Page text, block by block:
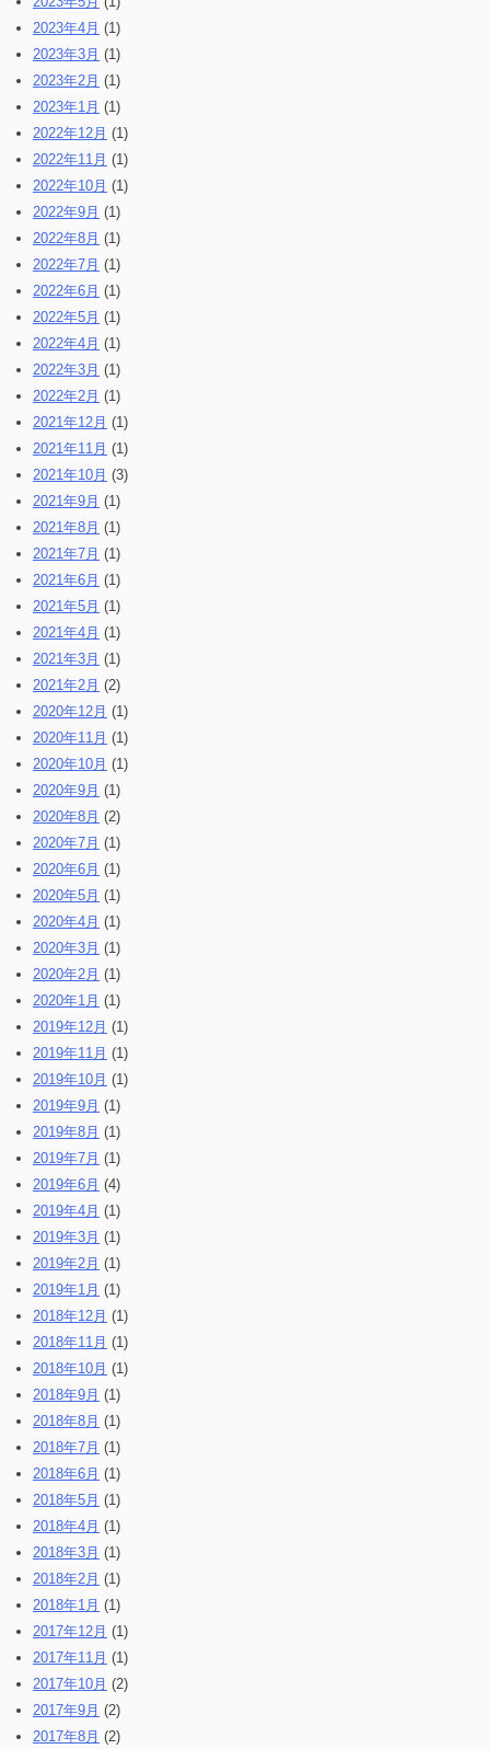
2023年4月 (1)
2023年3月 (1)
2023年2月 (1)
2023年1月 (1)
2022年12月 (1)
2022年11月 (1)
2022年10月 (1)
2022年9月 (1)
2022年8月 (1)
2022年7月 (1)
2022年6月 (1)
2022年5月 (1)
2022年4月 (1)
2022年3月 (1)
2022年2月 (1)
2021年12月 (1)
2021年11月 (1)
2021年10月 (3)
2021年9月 (1)
2021年8月 (1)
2021年7月 (1)
2021年6月 (1)
2021年5月 (1)
2021年4月 (1)
2021年3月 (1)
2021年2月 (2)
2020年12月 (1)
2020年11月 (1)
2020年10月 (1)
2020年9月 (1)
2020年8月 (2)
2020年7月 (1)
2020年6月 (1)
2020年5月 (1)
2020年4月 (1)
2020年3月 (1)
2020年2月 (1)
2020年1月 (1)
2019年12月 (1)
2019年11月 (1)
2019年10月 (1)
2019年9月 (1)
2019年8月 (1)
2019年7月 (1)
2019年6月 (4)
2019年4月 (1)
2019年3月 (1)
2019年2月 (1)
2019年1月 (1)
2018年12月 (1)
2018年11月 (1)
2018年10月 (1)
2018年9月 (1)
2018年8月 (1)
2018年7月 (1)
2018年6月 (1)
2018年5月 (1)
2018年4月 (1)
2018年3月 (1)
2018年2月 (1)
2018年1月 (1)
2017年12月 (1)
2017年11月 (1)
2017年10月 (2)
2017年9月 (2)
2017年8月 (2)